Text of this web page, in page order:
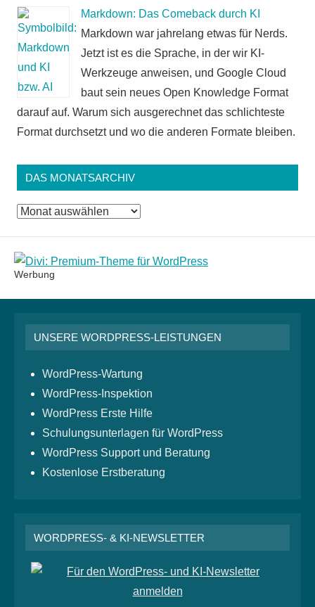
Markdown: Das Comeback durch KI
Markdown war jahrelang etwas für Nerds.
Jetzt ist es die Sprache, in der wir KI-
Werkzeuge anweisen, und Google Cloud
baut sein neues Open Knowledge Format
darauf auf. Warum sich ausgerechnet das schlichteste
Format durchsetzt und wo die anderen Formate bleiben.
DAS MONATSARCHIV
Das
Werbung
UNSERE WORDPRESS-LEISTUNGEN
WordPress-Wartung
WordPress-Inspektion
WordPress Erste Hilfe
Schulungsunterlagen für WordPress
WordPress Support und Beratung
Kostenlose Erstberatung
WORDPRESS- & KI-NEWSLETTER